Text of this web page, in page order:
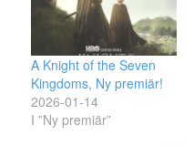
A Knight of the Seven
Kingdoms, Ny premiär!
2026-01-14
I ”Ny premiär”